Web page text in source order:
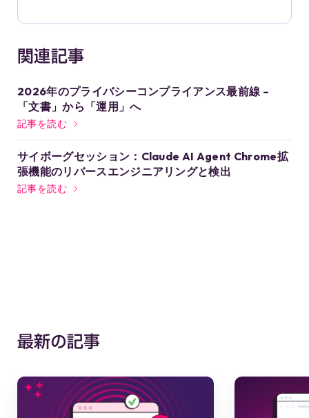
関連記事
2026年のプライバシーコンプライアンス最前線 –
「文書」から「運用」へ
記事を読む
サイボーグセッション：Claude AI Agent Chrome拡
張機能のリバースエンジニアリングと検出
記事を読む
最新の記事